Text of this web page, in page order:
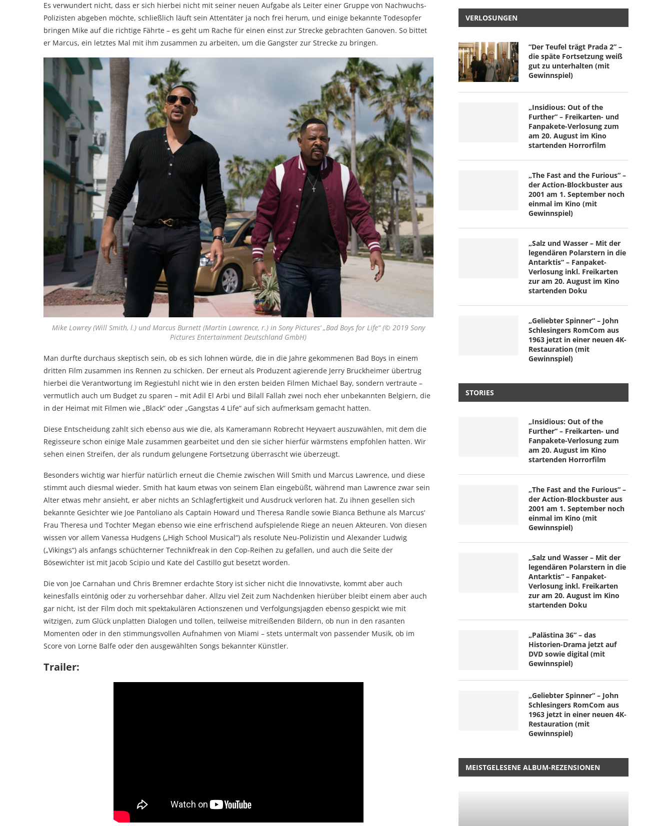
Es verwundert nicht, dass er sich hierbei nicht mit seiner neuen Aufgabe als Leiter einer Gruppe von Nachwuchs-
Polizisten abgeben möchte, schließlich läuft sein Attentäter ja noch frei herum, und einige bekannte Todesopfer
bringen Mike auf die richtige Fährte – es geht um Rache für einen einst zur Strecke gebrachten Ganoven. So bittet
er Marcus, ein letztes Mal mit ihm zusammen zu arbeiten, um die Gangster zur Strecke zu bringen.
Mike Lowrey (Will Smith, l.) und Marcus Burnett (Martin Lawrence, r.) in Sony Pictures‘ „Bad Boys for Life“ (© 2019 Sony
Pictures Entertainment Deutschland GmbH)
Man durfte durchaus skeptisch sein, ob es sich lohnen würde, die in die Jahre gekommenen Bad Boys in einem
dritten Film zusammen ins Rennen zu schicken. Der erneut als Produzent agierende Jerry Bruckheimer übertrug
hierbei die Verantwortung im Regiestuhl nicht wie in den ersten beiden Filmen Michael Bay, sondern vertraute –
vermutlich auch um Budget zu sparen – mit Adil El Arbi und Bilall Fallah zwei noch eher unbekannten Belgiern, die
in der Heimat mit Filmen wie „Black“ oder „Gangstas 4 Life“ auf sich aufmerksam gemacht hatten.
Diese Entscheidung zahlt sich ebenso aus wie die, als Kameramann Robrecht Heyvaert auszuwählen, mit dem die
Regisseure schon einige Male zusammen gearbeitet und den sie sicher hierfür wärmstens empfohlen hatten. Wir
sehen einen Streifen, der als rundum gelungene Fortsetzung überrascht wie überzeugt.
Besonders wichtig war hierfür natürlich erneut die Chemie zwischen Will Smith und Marcus Lawrence, und diese
stimmt auch diesmal wieder. Smith hat kaum etwas von seinem Elan eingebüßt, während man Lawrence zwar sein
Alter etwas mehr ansieht, er aber nichts an Schlagfertigkeit und Ausdruck verloren hat. Zu ihnen gesellen sich
bekannte Gesichter wie Joe Pantoliano als Captain Howard und Theresa Randle sowie Bianca Bethune als Marcus‘
Frau Theresa und Tochter Megan ebenso wie eine erfrischend aufspielende Riege an neuen Akteuren. Von diesen
wissen vor allem Vanessa Hudgens („High School Musical“) als resolute Neu-Polizistin und Alexander Ludwig
(„Vikings“) als anfangs schüchterner Technikfreak in den Cop-Reihen zu gefallen, und auch die Seite der
Bösewichter ist mit Jacob Scipio und Kate del Castillo gut besetzt worden.
Die von Joe Carnahan und Chris Bremner erdachte Story ist sicher nicht die Innovativste, kommt aber auch
keinesfalls eintönig oder zu vorhersehbar daher. Allzu viel Zeit zum Nachdenken hierüber bleibt einem aber auch
gar nicht, ist der Film doch mit spektakulären Actionszenen und Verfolgungsjagden ebenso gespickt wie mit
witzigen, zum Glück unplatten Dialogen und tollen, teilweise mitreißenden Bildern, ob nun in den rasanten
Momenten oder in den stimmungsvollen Aufnahmen von Miami – stets untermalt von passender Musik, ob im
Score von Lorne Balfe oder den ausgewählten Songs bekannter Künstler.
Trailer:
VERLOSUNGEN
“Der Teufel trägt Prada 2” –
die späte Fortsetzung weiß
gut zu unterhalten (mit
Gewinnspiel)
„Insidious: Out of the
Further“ – Freikarten- und
Fanpakete-Verlosung zum
am 20. August im Kino
startenden Horrorfilm
„The Fast and the Furious“ –
der Action-Blockbuster aus
2001 am 1. September noch
einmal im Kino (mit
Gewinnspiel)
„Salz und Wasser – Mit der
legendären Polarstern in die
Antarktis“ – Fanpaket-
Verlosung inkl. Freikarten
zur am 20. August im Kino
startenden Doku
„Geliebter Spinner“ – John
Schlesingers RomCom aus
1963 jetzt in einer neuen 4K-
Restauration (mit
Gewinnspiel)
STORIES
„Insidious: Out of the
Further“ – Freikarten- und
Fanpakete-Verlosung zum
am 20. August im Kino
startenden Horrorfilm
„The Fast and the Furious“ –
der Action-Blockbuster aus
2001 am 1. September noch
einmal im Kino (mit
Gewinnspiel)
„Salz und Wasser – Mit der
legendären Polarstern in die
Antarktis“ – Fanpaket-
Verlosung inkl. Freikarten
zur am 20. August im Kino
startenden Doku
„Palästina 36“ – das
Historien-Drama jetzt auf
DVD sowie digital (mit
Gewinnspiel)
„Geliebter Spinner“ – John
Schlesingers RomCom aus
1963 jetzt in einer neuen 4K-
Restauration (mit
Gewinnspiel)
MEISTGELESENE ALBUM-REZENSIONEN